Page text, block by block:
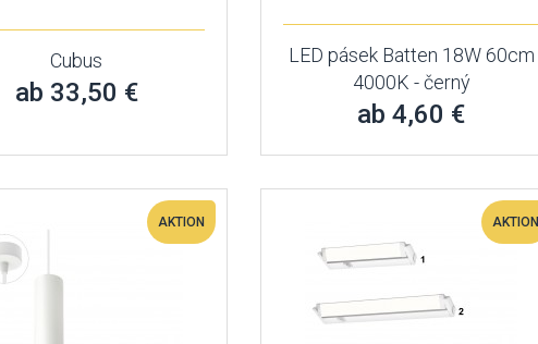
Cubus
ab 33,50 €
LED pásek Batten 18W 60cm
4000K - černý
ab 4,60 €
AKTION AKTION